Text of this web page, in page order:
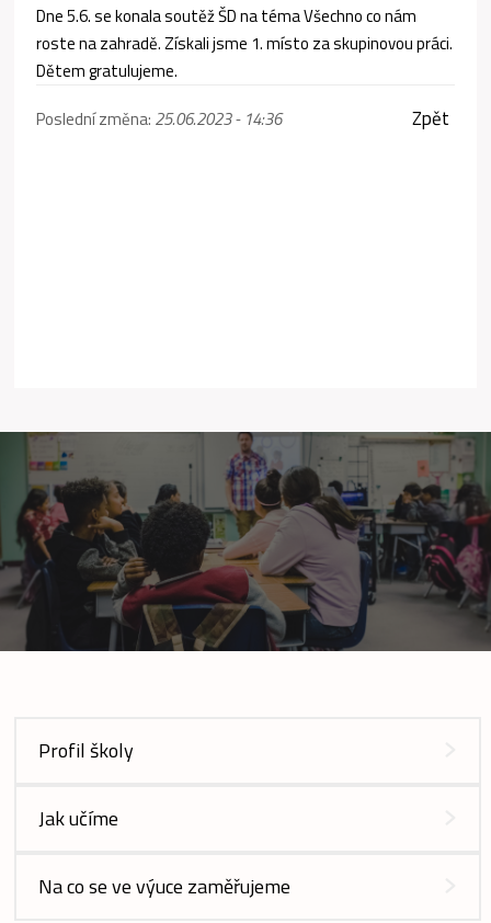
Dne 5.6. se konala soutěž ŠD na téma Všechno co nám
roste na zahradě. Získali jsme 1. místo za skupinovou práci.
Dětem gratulujeme.
Poslední změna: 25.06.2023 - 14:36 Zpět
Profil školy
Jak učíme
Na co se ve výuce zaměřujeme